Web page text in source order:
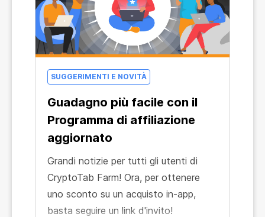
mining e naturalmente per far
conoscere i Pool Miner ai tuoi amici
SUGGERIMENTI E NOVITÀ
Guadagno più facile con il
Programma di affiliazione
aggiornato
Grandi notizie per tutti gli utenti di
CryptoTab Farm! Ora, per ottenere
uno sconto su un acquisto in-app,
basta seguire un link d'invito!